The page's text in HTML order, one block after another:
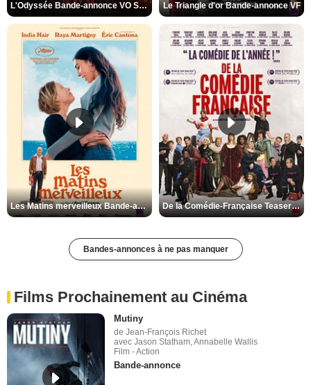
L'Odyssée Bande-annonce VO STFR Le Triangle d'or Bande-annonce VF
Les Matins merveilleux Bande-annonce VF De la Comédie-Française Teaser VF
Bandes-annonces à ne pas manquer
Films Prochainement au Cinéma
Mutiny
de Jean-François Richet
avec Jason Statham, Annabelle Wallis
Film - Action
Bande-annonce